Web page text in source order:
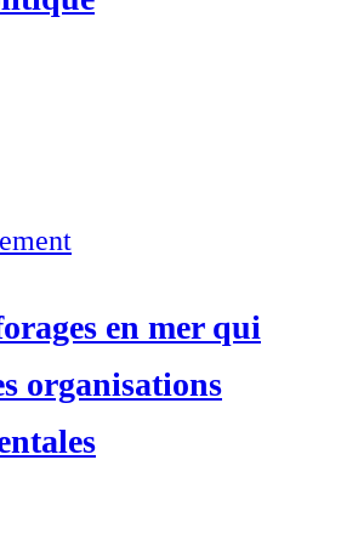
en mer qui
organisations